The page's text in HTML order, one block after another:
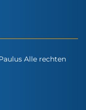
Alle rechten